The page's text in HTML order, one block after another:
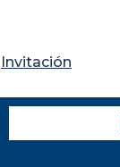
Invitación